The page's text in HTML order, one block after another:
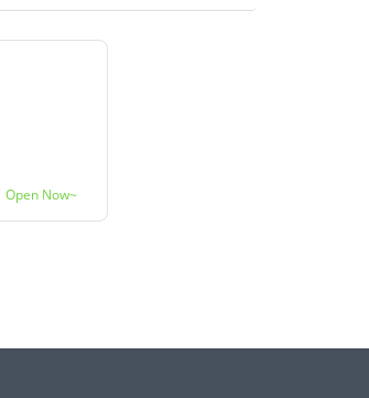
Open Now~